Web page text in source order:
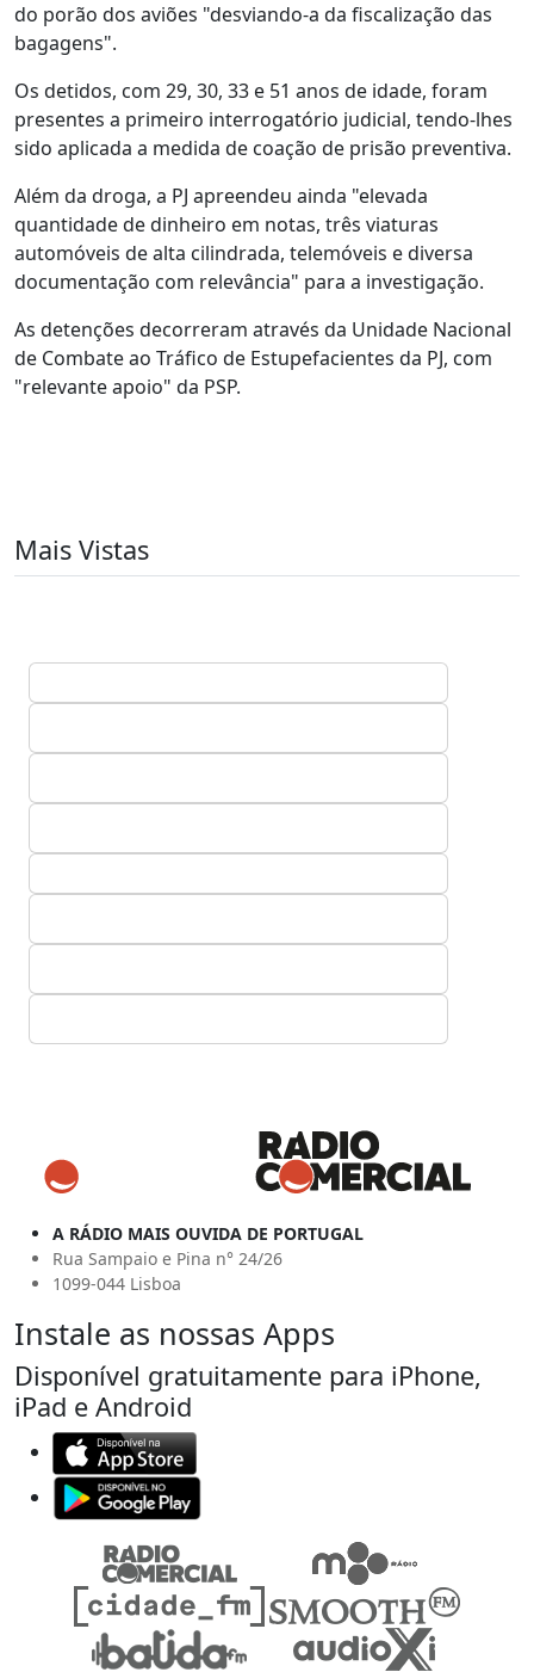
do porão dos aviões "desviando-a da fiscalização das
bagagens".
Os detidos, com 29, 30, 33 e 51 anos de idade, foram
presentes a primeiro interrogatório judicial, tendo-lhes
sido aplicada a medida de coação de prisão preventiva.
Além da droga, a PJ apreendeu ainda "elevada
quantidade de dinheiro em notas, três viaturas
automóveis de alta cilindrada, telemóveis e diversa
documentação com relevância" para a investigação.
As detenções decorreram através da Unidade Nacional
de Combate ao Tráfico de Estupefacientes da PJ, com
"relevante apoio" da PSP.
Mais Vistas
A RÁDIO MAIS OUVIDA DE PORTUGAL
Rua Sampaio e Pina n° 24/26
1099-044 Lisboa
Instale as nossas Apps
Disponível gratuitamente para iPhone,
iPad e Android